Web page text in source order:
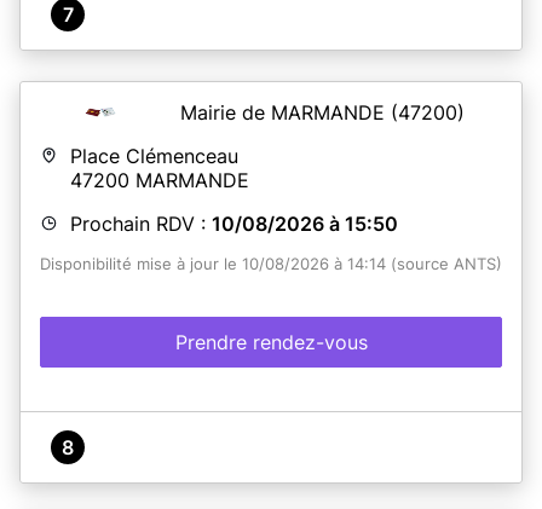
7
Mairie de MARMANDE (47200)
Place Clémenceau
47200 MARMANDE
Prochain RDV : 10/08/2026 à 15:50
Disponibilité mise à jour le 10/08/2026 à 14:14 (source ANTS)
Prendre rendez-vous
8